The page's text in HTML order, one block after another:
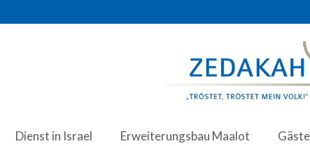
Dienst in Israel Erweiterungsbau Maalot